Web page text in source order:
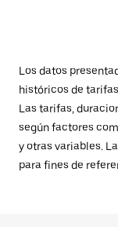
Los datos
históricos de
Las tarifas,
según factores
y otras variables.
para fines de